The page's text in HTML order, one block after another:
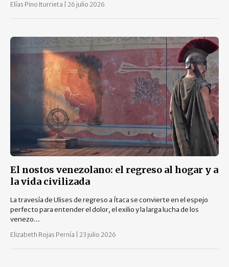
Elías Pino Iturrieta 26 julio 2026
El nostos venezolano: el regreso al hogar y a
la vida civilizada
La travesía de Ulises de regreso a Ítaca se convierte en el espejo
perfecto para entender el dolor, el exilio y la larga lucha de los
venezo...
Elizabeth Rojas Pernía 23 julio 2026